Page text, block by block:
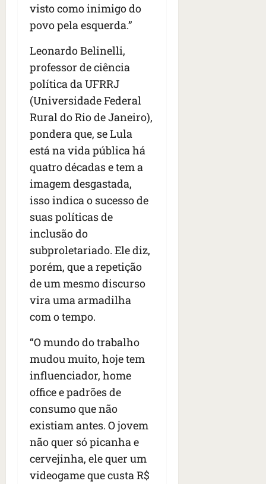
visto como inimigo do
povo pela esquerda.”
Leonardo Belinelli,
professor de ciência
política da UFRRJ
(Universidade Federal
Rural do Rio de Janeiro),
pondera que, se Lula
está na vida pública há
quatro décadas e tem a
imagem desgastada,
isso indica o sucesso de
suas políticas de
inclusão do
subproletariado. Ele diz,
porém, que a repetição
de um mesmo discurso
vira uma armadilha
com o tempo.
“O mundo do trabalho
mudou muito, hoje tem
influenciador, home
office e padrões de
consumo que não
existiam antes. O jovem
não quer só picanha e
cervejinha, ele quer um
videogame que custa R$